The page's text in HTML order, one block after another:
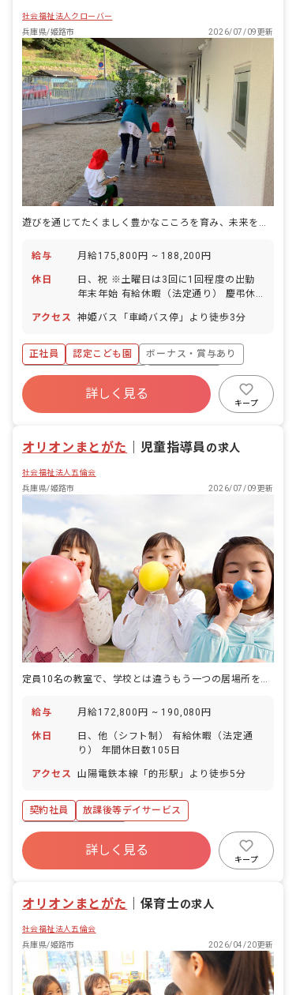
社会福祉法人クローバー
兵庫県/姫路市
2026/07/09更新
遊びを通じてたくましく豊かなこころを育み、未来を切り拓ける子どもを育てる園です。
給与 月給175,800円 ~ 188,200円
休日
日、祝 ※土曜日は3回に1回程度の出勤
年末年始 有給休暇（法定通り） 慶弔休
アクセス
神姫バス「車崎バス停」より徒歩3分
正社員 認定こども園
ボーナス・賞与あり
寮・住宅・家賃補助あり
社会保険完備
残業少なめ
昇給昇進あり
詳しく見る
キープ
オリオンまとがた 児童指導員の求人
社会福祉法人五倫会
兵庫県/姫路市
2026/07/09更新
定員10名の教室で、学校とは違うもう一つの居場所を、子どもたちと一緒につくっていく仕事です。
給与 月給172,800円 ~ 190,080円
休日
日、他（シフト制） 有給休暇（法定通
り） 年間休日数105日
アクセス 山陽電鉄本線「的形駅」より徒歩5分
契約社員
放課後等デイサービス
ボーナス・賞与あり
寮・住宅・家賃補助あり
社会保険完備
残業少なめ
昇給昇進あり
詳しく見る
キープ
オリオンまとがた 保育士の求人
社会福祉法人五倫会
兵庫県/姫路市
2026/04/20更新